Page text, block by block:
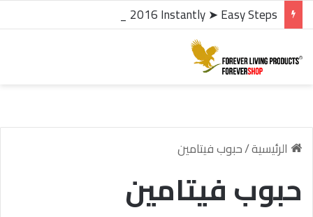
الرئيسية/حبوب فيتامين
حبوب فيتامين